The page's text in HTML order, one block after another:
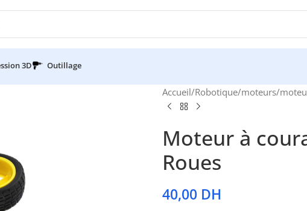
3D Outillage
Accueil/Robotique/moteurs/
Moteur à
Roues
40,00 DH